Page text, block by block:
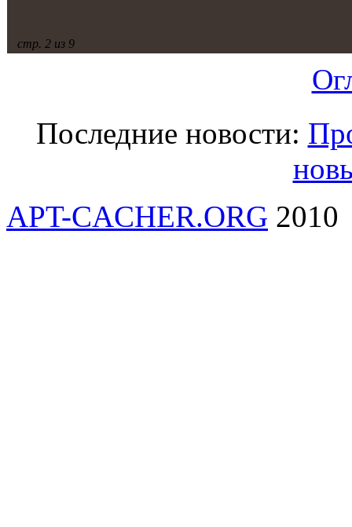
стр. 2 из 9
Последние новости:
APT-CACHER.ORG 2010